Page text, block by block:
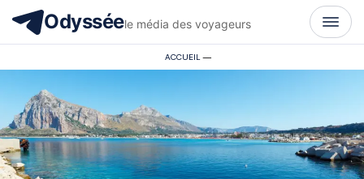
Odysséele média des voyageurs
ACCUEIL —